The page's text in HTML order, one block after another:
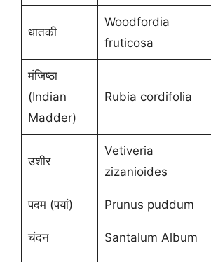
धातकी
Woodfordia
fruticosa
मंजिष्ठा
(Indian
Madder)
Rubia cordifolia
उशीर
Vetiveria
zizanioides
पदम (पयां) Prunus puddum
चंदन Santalum Album